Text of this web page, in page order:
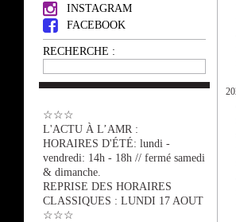
INSTAGRAM
FACEBOOK
RECHERCHE :
☆☆☆
L'ACTU À L’AMR :
HORAIRES D'ÉTÉ: lundi -
vendredi: 14h - 18h // fermé samedi
& dimanche.
REPRISE DES HORAIRES
CLASSIQUES : LUNDI 17 AOUT
☆☆☆